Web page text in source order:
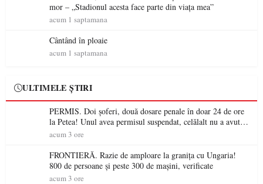
mor – „Stadionul acesta face parte din viața mea”
acum 1 saptamana
Cântând în ploaie
acum 1 saptamana
ULTIMELE ȘTIRI
PERMIS. Doi șoferi, două dosare penale în doar 24 de ore
la Petea! Unul avea permisul suspendat, celălalt nu a avut
niciodată permis
acum 3 ore
FRONTIERĂ. Razie de amploare la granița cu Ungaria!
800 de persoane și peste 300 de mașini, verificate
acum 3 ore